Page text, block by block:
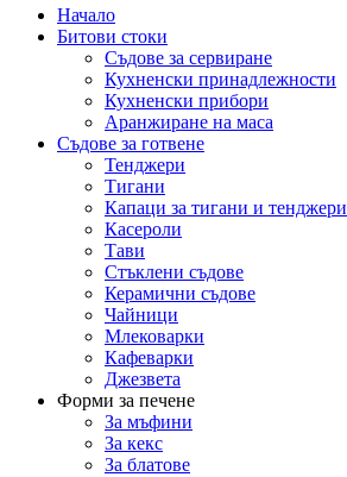
Начало
Битови стоки
Съдове за сервиране
Кухненски принадлежности
Кухненски прибори
Аранжиране на маса
Съдове за готвене
Тенджери
Тигани
Капаци за тигани и тенджери
Касероли
Тави
Стъклени съдове
Керамични съдове
Чайници
Млековарки
Кафеварки
Джезвета
Форми за печене
За мъфини
За кекс
За блатове